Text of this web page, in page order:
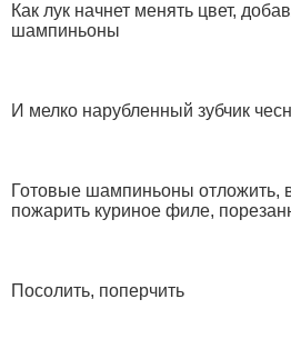
Как лук начнет менять цвет,
шампиньоны
И мелко нарубленный зубчик
Готовые шампиньоны отложить,
пожарить куриное филе,
Посолить, поперчить